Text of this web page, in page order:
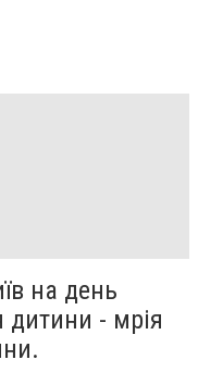
на день
- мрія